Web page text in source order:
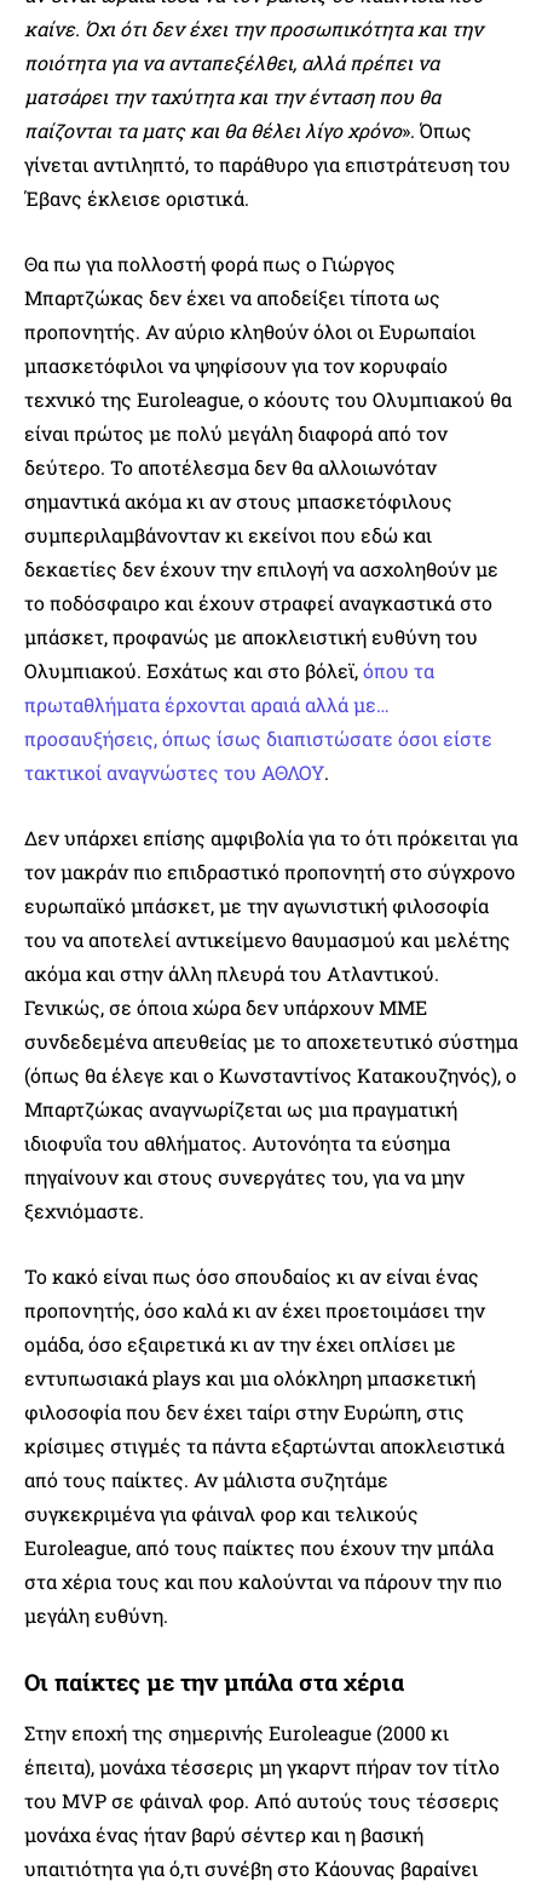
καίνε. Όχι ότι δεν έχει την προσωπικότητα και την
ποιότητα για να ανταπεξέλθει, αλλά πρέπει να
ματσάρει την ταχύτητα και την ένταση που θα
παίζονται τα ματς και θα θέλει λίγο χρόνο». Όπως
γίνεται αντιληπτό, το παράθυρο για επιστράτευση του
Έβανς έκλεισε οριστικά.
Θα πω για πολλοστή φορά πως ο Γιώργος
Μπαρτζώκας δεν έχει να αποδείξει τίποτα ως
προπονητής. Αν αύριο κληθούν όλοι οι Ευρωπαίοι
μπασκετόφιλοι να ψηφίσουν για τον κορυφαίο
τεχνικό της Euroleague, ο κόουτς του Ολυμπιακού θα
είναι πρώτος με πολύ μεγάλη διαφορά από τον
δεύτερο. Το αποτέλεσμα δεν θα αλλοιωνόταν
σημαντικά ακόμα κι αν στους μπασκετόφιλους
συμπεριλαμβάνονταν κι εκείνοι που εδώ και
δεκαετίες δεν έχουν την επιλογή να ασχοληθούν με
το ποδόσφαιρο και έχουν στραφεί αναγκαστικά στο
μπάσκετ, προφανώς με αποκλειστική ευθύνη του
Ολυμπιακού. Εσχάτως και στο βόλεϊ,όπου τα
πρωταθλήματα έρχονται αραιά αλλά με…
προσαυξήσεις, όπως ίσως διαπιστώσατε όσοι είστε
τακτικοί αναγνώστες του ΑΘΛΟΥ.
Δεν υπάρχει επίσης αμφιβολία για το ότι πρόκειται για
τον μακράν πιο επιδραστικό προπονητή στο σύγχρονο
ευρωπαϊκό μπάσκετ, με την αγωνιστική φιλοσοφία
του να αποτελεί αντικείμενο θαυμασμού και μελέτης
ακόμα και στην άλλη πλευρά του Ατλαντικού.
Γενικώς, σε όποια χώρα δεν υπάρχουν ΜΜΕ
συνδεδεμένα απευθείας με το αποχετευτικό σύστημα
(όπως θα έλεγε και ο Κωνσταντίνος Κατακουζηνός), ο
Μπαρτζώκας αναγνωρίζεται ως μια πραγματική
ιδιοφυΐα του αθλήματος. Αυτονόητα τα εύσημα
πηγαίνουν και στους συνεργάτες του, για να μην
ξεχνιόμαστε.
Το κακό είναι πως όσο σπουδαίος κι αν είναι ένας
προπονητής, όσο καλά κι αν έχει προετοιμάσει την
ομάδα, όσο εξαιρετικά κι αν την έχει οπλίσει με
εντυπωσιακά plays και μια ολόκληρη μπασκετική
φιλοσοφία που δεν έχει ταίρι στην Ευρώπη, στις
κρίσιμες στιγμές τα πάντα εξαρτώνται αποκλειστικά
από τους παίκτες. Αν μάλιστα συζητάμε
συγκεκριμένα για φάιναλ φορ και τελικούς
Euroleague, από τους παίκτες που έχουν την μπάλα
στα χέρια τους και που καλούνται να πάρουν την πιο
μεγάλη ευθύνη.
Οι παίκτες με την μπάλα στα χέρια
Στην εποχή της σημερινής Euroleague (2000 κι
έπειτα), μονάχα τέσσερις μη γκαρντ πήραν τον τίτλο
του MVP σε φάιναλ φορ. Από αυτούς τους τέσσερις
μονάχα ένας ήταν βαρύ σέντερ και η βασική
υπαιτιότητα για ό,τι συνέβη στο Κάουνας βαραίνει